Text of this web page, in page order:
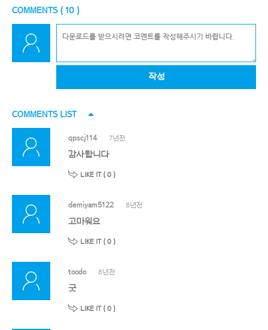
COMMENTS ( 10 )
작성
COMMENTS LIST
qpscj114 7년전
감사합니다
LIKE IT ( 0 )
demiyam5122 8년전
고마워요
LIKE IT ( 0 )
toodo 8년전
굿
LIKE IT ( 0 )